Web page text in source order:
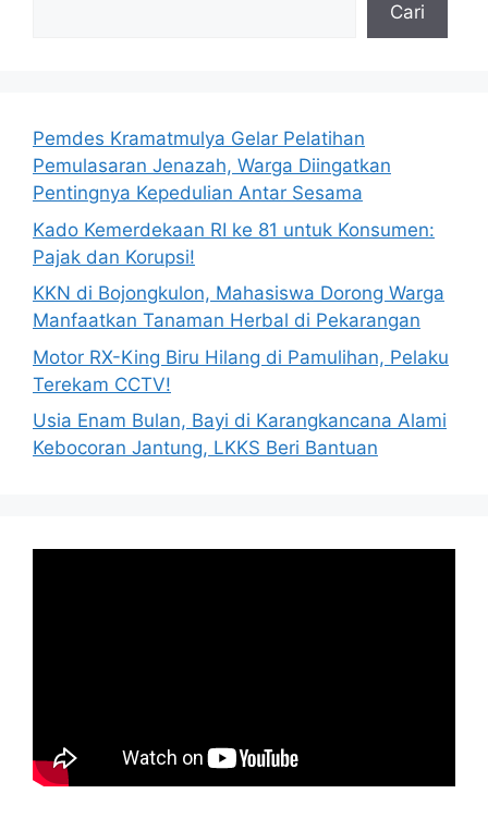
Cari
Pemdes Kramatmulya Gelar Pelatihan
Pemulasaran Jenazah, Warga Diingatkan
Pentingnya Kepedulian Antar Sesama
Kado Kemerdekaan RI ke 81 untuk Konsumen:
Pajak dan Korupsi!
KKN di Bojongkulon, Mahasiswa Dorong Warga
Manfaatkan Tanaman Herbal di Pekarangan
Motor RX-King Biru Hilang di Pamulihan, Pelaku
Terekam CCTV!
Usia Enam Bulan, Bayi di Karangkancana Alami
Kebocoran Jantung, LKKS Beri Bantuan